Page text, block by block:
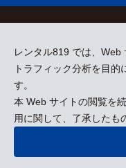
レンタル819 では、Web
トラフィック分析を目
す。
本 Web サイトの閲覧を
用に関して、了承したも
採用情報
kizuki Rental